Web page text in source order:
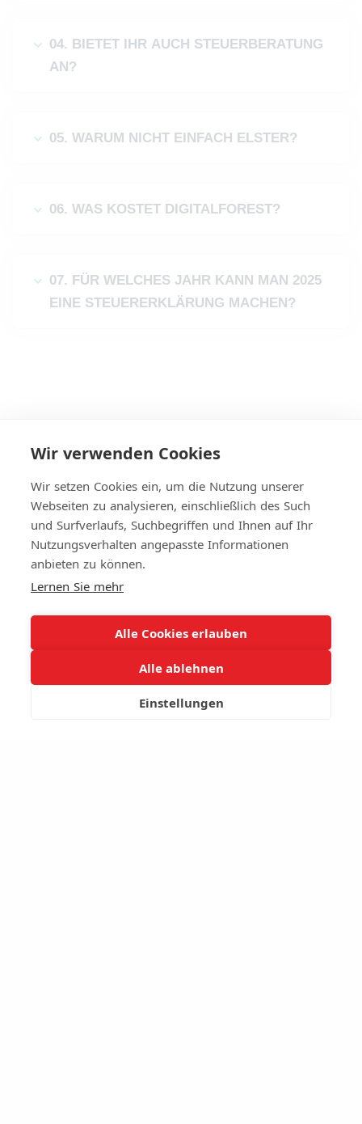
Wir verwenden Cookies
Wir setzen Cookies ein, um die Nutzung unserer
Webseiten zu analysieren, einschließlich des Such
und Surfverlaufs, Suchbegriffen und Ihnen auf Ihr
Nutzungsverhalten angepasste Informationen
anbieten zu können.
Lernen Sie mehr
Alle Cookies erlauben
Alle ablehnen
Einstellungen
04. BIETET IHR AUCH STEUERBERATUNG
AN?
05. WARUM NICHT EINFACH ELSTER?
06. WAS KOSTET DIGITALFOREST?
07. FÜR WELCHES JAHR KANN MAN 2025
EINE STEUERERKLÄRUNG MACHEN?
Zertifizierte ELSTER-Software für die Steuererklärung
2024. © 2024 Digital Forest RST GmbH.